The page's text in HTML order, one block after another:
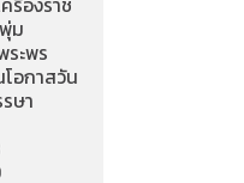
รื่องราช
ม
ระพร
อกาสวัน
ษา